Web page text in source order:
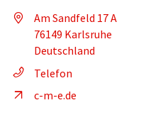
Am Sandfeld 17 A
76149 Karlsruhe
Deutschland
Telefon
c-m-e.de